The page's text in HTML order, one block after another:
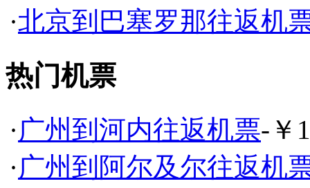
·北京到巴塞罗那往返机
热门机票
·广州到河内往返机票-￥
·广州到阿尔及尔往返机